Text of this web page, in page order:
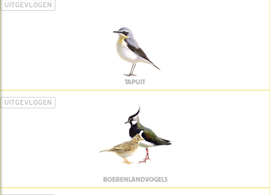
UITGEVLOGEN
TAPUIT
UITGEVLOGEN
BOERENLANDVOGELS